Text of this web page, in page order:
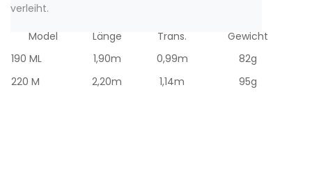
verleiht.
Model
Länge Trans.
Gewicht
190 ML
1,90m 0,99m
82g
220 M
2,20m 1,14m 95g